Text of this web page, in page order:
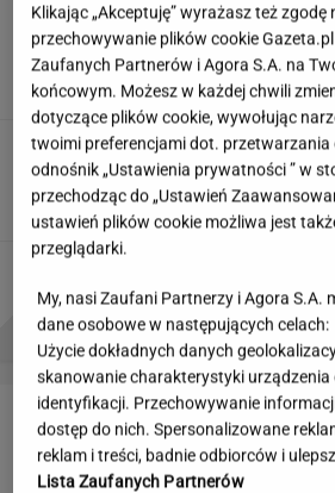
Siedem
kredyty za mieszkania,
ludzie dewelopera"
SUBSKRYPCJA
Ciągnie cię do
Psychologia mówi o
PROBLEMY POLSKICH SIATKARZY ZNAK Z '30'
LETNIE OKAZJE
Klikając „Akceptuję” wyrażasz też
przechowywanie plików cookie
Zaufanych Partnerów i Agora S.A. na
końcowym. Możesz w każdej chwili
dotyczące plików cookie, wywołując
twoimi preferencjami dot. przetwarzania
odnośnik „Ustawienia prywatności ” w
przechodząc do „Ustawień
ustawień plików cookie możliwa jest
przeglądarki.
My, nasi Zaufani Partnerzy i Agora S.A.
dane osobowe w następujących celach:
Użycie dokładnych danych
skanowanie charakterystyki urządzenia
identyfikacji. Przechowywanie
dostęp do nich. Spersonalizowane
reklam i treści, badnie odbiorców i
Lista Zaufanych Partnerów